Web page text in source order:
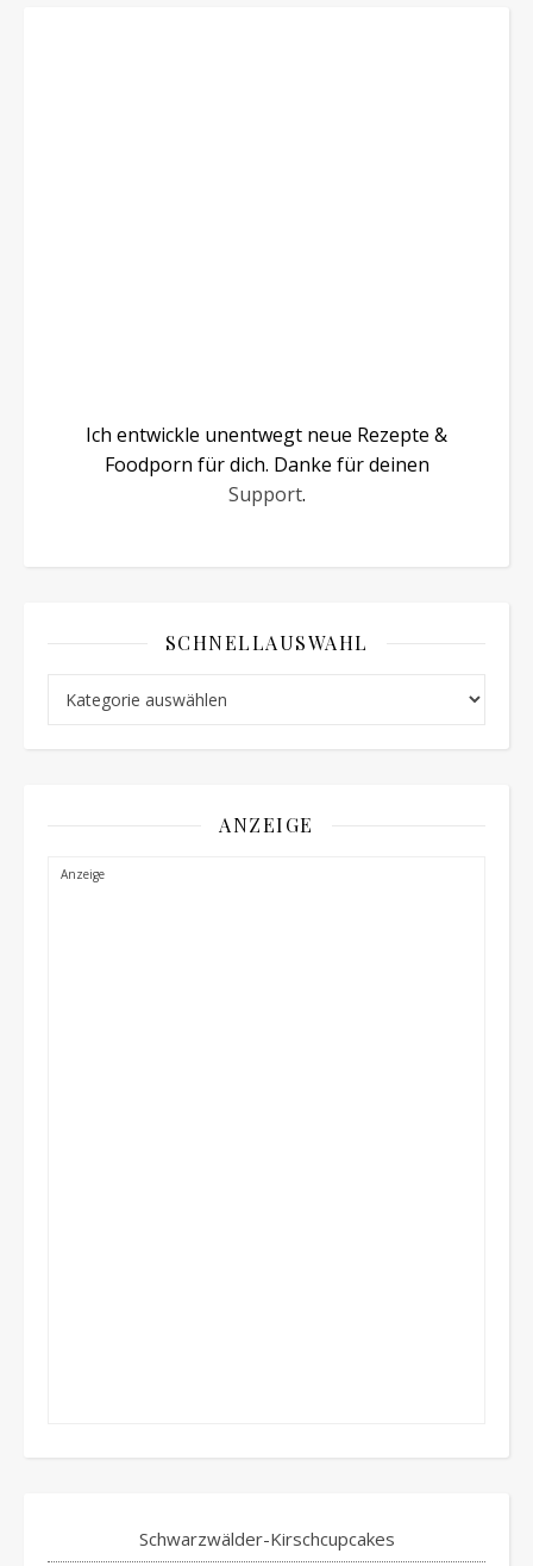
Ich entwickle unentwegt neue Rezepte &
Foodporn für dich. Danke für deinen
Support.
SCHNELLAUSWAHL
ANZEIGE
Schwarzwälder-Kirschcupcakes